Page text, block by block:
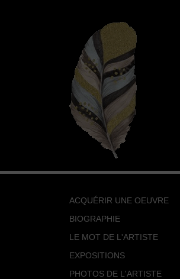
ACQUÉRIR UNE OEUVRE
BIOGRAPHIE
LE MOT DE L'ARTISTE
EXPOSITIONS
PHOTOS DE L'ARTISTE